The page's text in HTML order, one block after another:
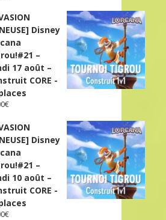
Disney
–
17 août –
CORE -
€
Disney
–
10 août –
CORE -
€